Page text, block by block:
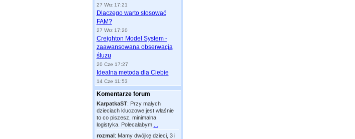
27 Wrz 17:21
Dlaczego warto stosować
FAM?
27 Wrz 17:20
Creighton Model System -
zaawansowana obserwacja
śluzu
20 Cze 17:27
Idealna metoda dla Ciebie
14 Cze 11:53
Komentarze forum
KarpatkaST: Przy małych
dzieciach kluczowe jest właśnie
to co piszesz, minimalna
logistyka. Polecałabym
rozmal: Mamy dwójkę dzieci, 3 i